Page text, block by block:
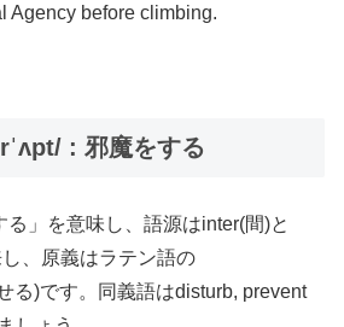
Agency before climbing.
: 邪魔をする
る」を意味し、語源はinter(間)と
、原義はラテン語の
る)です。同義語はdisturb, prevent